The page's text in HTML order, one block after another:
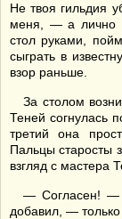
Не твоя гильдия
меня, — а лично
стол руками,
сыграть в
взор раньше.
За столом
Теней согнулась
третий она
Пальцы старосты
взгляд с мастера
— Согласен! —
добавил, —